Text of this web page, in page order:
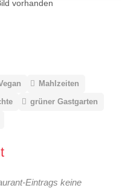
Mahlzeiten
grüner Gastgarten
Eintrags keine